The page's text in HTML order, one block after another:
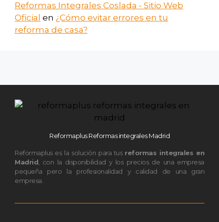
Reformas Integrales Coslada - Sitio Web
Oficial en ¿Cómo evitar errores en tu
reforma de casa?
Reformaplus Reformas integrales Madrid
Reformaplus es la solución para tus reformas integrales en
Madrid , con la disponibilidad y los precios de una empresa
pequeña pero la profesionalidad y calidad de una gran
empresa.